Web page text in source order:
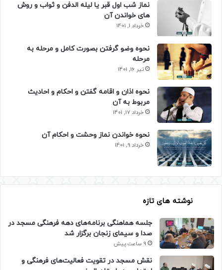
نماز شب اول قبر یا لیله الدفن و ثواب و روش
های خواندن آن
خرداد 1, 1401
نحوه وضو گرفتن بصورت کامل و مرحله به
مرحله
تیر 16, 1401
نحوه اذان و اقامه گفتن و احکام و احادیث
مربوط به آن
خرداد 17, 1401
نحوه خواندن نماز وحشت و احکام آن
خرداد 9, 1401
نوشته های تازه
جلسه هماهنگی برنامه‌های دهه فرهنگی مسجد در
صدا و سیمای زنجان برگزار شد
9 ساعت پیش
نقش مسجد در تقویت فعالیت‌های فرهنگی و